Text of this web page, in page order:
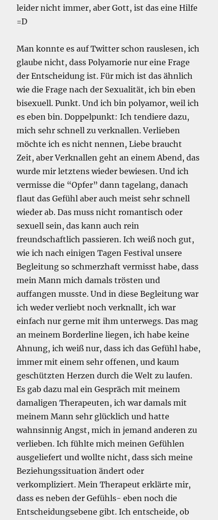
leider nicht immer, aber Gott, ist das eine Hilfe
=D
Man konnte es auf Twitter schon rauslesen, ich
glaube nicht, dass Polyamorie nur eine Frage
der Entscheidung ist. Für mich ist das ähnlich
wie die Frage nach der Sexualität, ich bin eben
bisexuell. Punkt. Und ich bin polyamor, weil ich
es eben bin. Doppelpunkt: Ich tendiere dazu,
mich sehr schnell zu verknallen. Verlieben
möchte ich es nicht nennen, Liebe braucht
Zeit, aber Verknallen geht an einem Abend, das
wurde mir letztens wieder bewiesen. Und ich
vermisse die “Opfer” dann tagelang, danach
flaut das Gefühl aber auch meist sehr schnell
wieder ab. Das muss nicht romantisch oder
sexuell sein, das kann auch rein
freundschaftlich passieren. Ich weiß noch gut,
wie ich nach einigen Tagen Festival unsere
Begleitung so schmerzhaft vermisst habe, dass
mein Mann mich damals trösten und
auffangen musste. Und in diese Begleitung war
ich weder verliebt noch verknallt, ich war
einfach nur gerne mit ihm unterwegs. Das mag
an meinem Borderline liegen, ich habe keine
Ahnung, ich weiß nur, dass ich das Gefühl habe,
immer mit einem sehr offenen, und kaum
geschützten Herzen durch die Welt zu laufen.
Es gab dazu mal ein Gespräch mit meinem
damaligen Therapeuten, ich war damals mit
meinem Mann sehr glücklich und hatte
wahnsinnig Angst, mich in jemand anderen zu
verlieben. Ich fühlte mich meinen Gefühlen
ausgeliefert und wollte nicht, dass sich meine
Beziehungssituation ändert oder
verkompliziert. Mein Therapeut erklärte mir,
dass es neben der Gefühls- eben noch die
Entscheidungsebene gibt. Ich entscheide, ob